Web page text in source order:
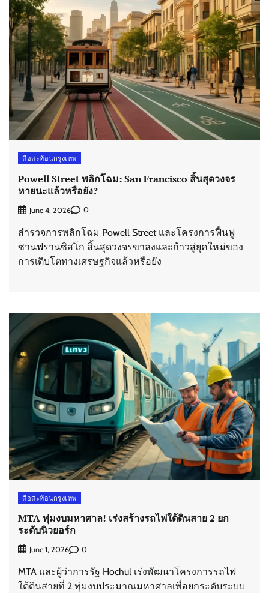
สื่อสะท้อนกรุงเทพ
Powell Street พลิกโฉม: San Francisco สิ้นสุดวงจร
หายนะแล้วหรือยัง?
June 4, 2026 0
สำรวจการพลิกโฉม Powell Street และโครงการฟื้นฟู
ซานฟรานซิสโก สิ้นสุดวงจรขาลงและก้าวสู่ยุคใหม่ของ
การเติบโตทางเศรษฐกิจแล้วหรือยัง
สื่อสะท้อนกรุงเทพ
MTA ทุ่มงบมหาศาล! เร่งสร้างรถไฟใต้ดินสาย 2 ยก
ระดับนิวยอร์ก
June 1, 2026 0
MTA และผู้ว่าการรัฐ Hochul เร่งพัฒนาโครงการรถไฟ
ใต้ดินสายที่ 2 ทุ่มงบประมาณมหาศาลเพื่อยกระดับระบบ